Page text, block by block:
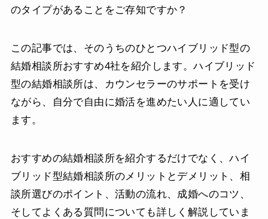
のタイプがあることをご存知ですか？
この記事では、そのうちのひとつハイブリッド型の
結婚相談所おすすめ4社を紹介します。ハイブリッド
型の結婚相談所は、カウンセラーのサポートを受け
ながら、自分で自由に婚活を進めたい人に適してい
ます。
おすすめの結婚相談所を紹介するだけでなく、ハイ
ブリッド型結婚相談所のメリットとデメリット、相
談所選びのポイント、活動の流れ、成婚へのコツ、
そしてよくある質問についても詳しく解説していま